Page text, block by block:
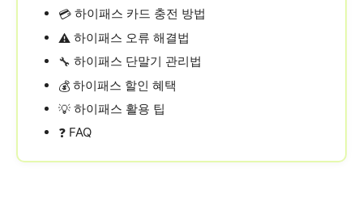
💳 하이패스 카드 충전 방법
⚠️ 하이패스 오류 해결법
🔧 하이패스 단말기 관리법
💰 하이패스 할인 혜택
💡 하이패스 활용 팁
❓ FAQ